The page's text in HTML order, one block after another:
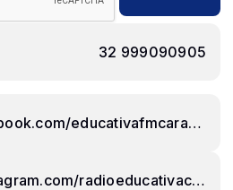
32 999090905
https://www.facebook.com/educativafmcarangola/
https://www.instagram.com/radioeducativacarangola/?hl=pt-br